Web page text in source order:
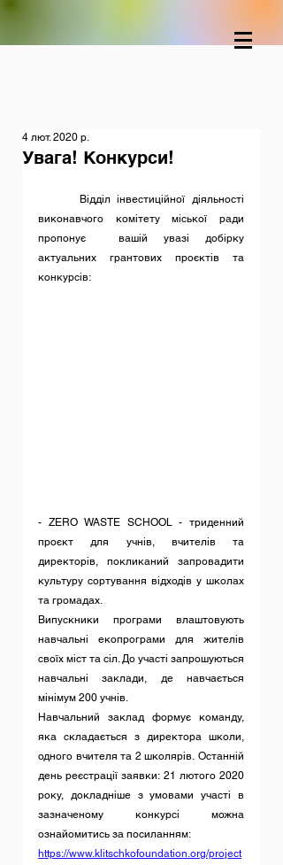
Увага! Конкурси!
4 лют. 2020 р.
виконавчого комітету міської ради
пропонує  вашій увазі добірку
актуальних грантових проєктів та
конкурсів:
- ZERO WASTE SCHOOL - триденний
проєкт для учнів, вчителів та
директорів, покликаний запровадити
культуру сортування відходів у школах
та громадах.
Випускники програми влаштовують
навчальні екопрограми для жителів
своїх міст та сіл. До участі запрошуються
навчальні заклади, де навчається
мінімум 200 учнів.
Навчальний заклад формує команду,
яка складається з директора школи,
одного вчителя та 2 школярів. Останній
день реєстрації заявки: 21 лютого 2020
року, докладніше з умовами участі в
зазначеному конкурсі можна
ознайомитись за посиланням:
https://www.klitschkofoundation.org/project